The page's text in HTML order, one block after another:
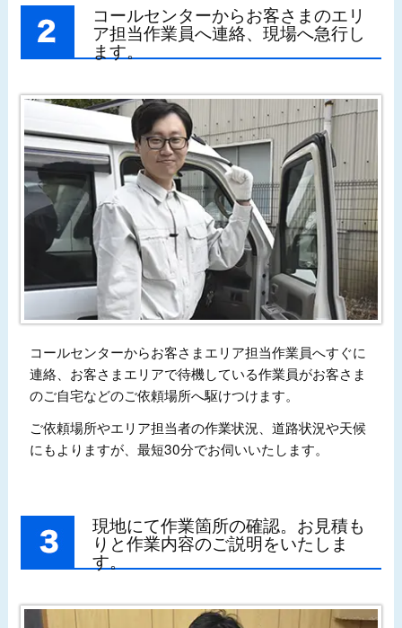
コールセンターからお客さまのエリ
ア担当作業員へ連絡、現場へ急行し
ます。
コールセンターからお客さまエリア担当作業員へすぐに
連絡、お客さまエリアで待機している作業員がお客さま
のご自宅などのご依頼場所へ駆けつけます。
ご依頼場所やエリア担当者の作業状況、道路状況や天候
にもよりますが、最短30分でお伺いいたします。
現地にて作業箇所の確認。お見積も
りと作業内容のご説明をいたしま
す。